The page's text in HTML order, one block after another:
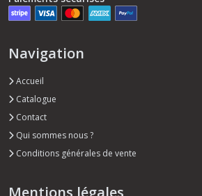
Navigation
Accueil
Catalogue
Contact
Qui sommes nous ?
Conditions générales de vente
Mentions légales